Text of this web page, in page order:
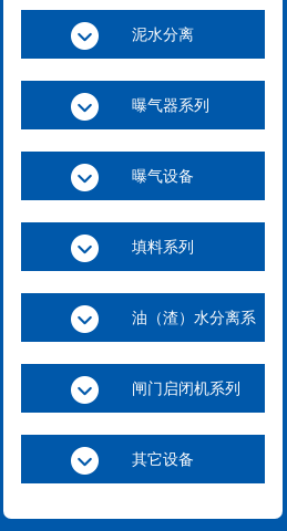
泥水分离
曝气器系列
曝气设备
填料系列
油（渣）水分离系
列
闸门启闭机系列
其它设备